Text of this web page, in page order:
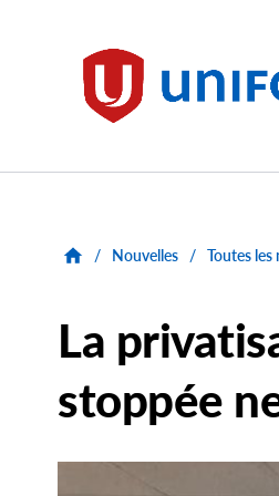
Unifor
/ Nouvelles / Toutes les
La
stoppée